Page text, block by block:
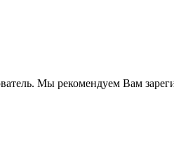
Мы рекомендуем Вам